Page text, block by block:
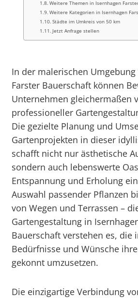
Weitere Themen in Isernhagen
Weitere Kategorien in Isernhagen
Städte im Umkreis von 50 km
Jetzt Anfrage stellen
In der malerischen
Farster Bauerschaft können
Unternehmen gleichermaßen
professioneller
Die gezielte Planung und
Gartenprojekten in dieser
schafft nicht nur ästhetische
sondern auch lebenswerte
Entspannung und Erholung
Auswahl passender Pflanzen
von Wegen und Terrassen –
Gartengestaltung in
Bauerschaft verstehen es, die
Bedürfnisse und Wünsche
gekonnt umzusetzen.
Die einzigartige Verbindung